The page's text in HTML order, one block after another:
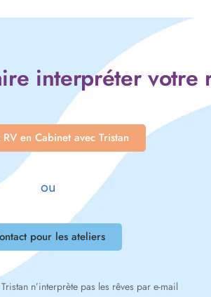
interpréter votre
RV en Cabinet avec Tristan
ou
pour les ateliers
n’interprète pas les rêves par e-mail